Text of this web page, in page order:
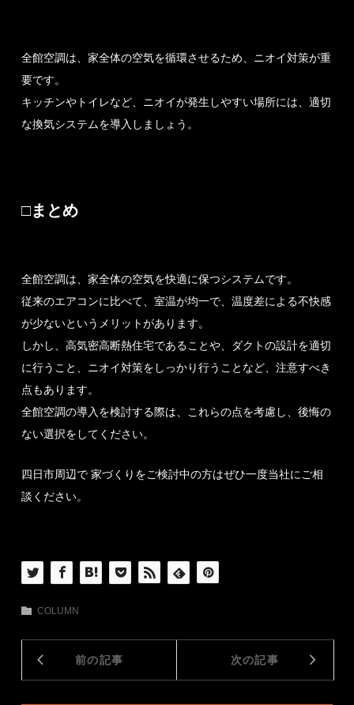
全館空調は、家全体の空気を循環させるため、ニオイ対策が重
要です。
キッチンやトイレなど、ニオイが発生しやすい場所には、適切
な換気システムを導入しましょう。
□まとめ
全館空調は、家全体の空気を快適に保つシステムです。
従来のエアコンに比べて、室温が均一で、温度差による不快感
が少ないというメリットがあります。
しかし、高気密高断熱住宅であることや、ダクトの設計を適切
に行うこと、ニオイ対策をしっかり行うことなど、注意すべき
点もあります。
全館空調の導入を検討する際は、これらの点を考慮し、後悔の
ない選択をしてください。
四日市周辺で 家づくりをご検討中の方はぜひ一度当社にご相
談ください。
COLUMN
前の記事 次の記事